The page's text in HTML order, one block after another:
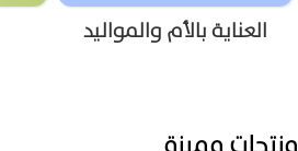
العناية بالأم والمواليد